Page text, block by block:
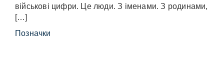
військові цифри. Це люди. З іменами. З родинами,
[…]
Позначки